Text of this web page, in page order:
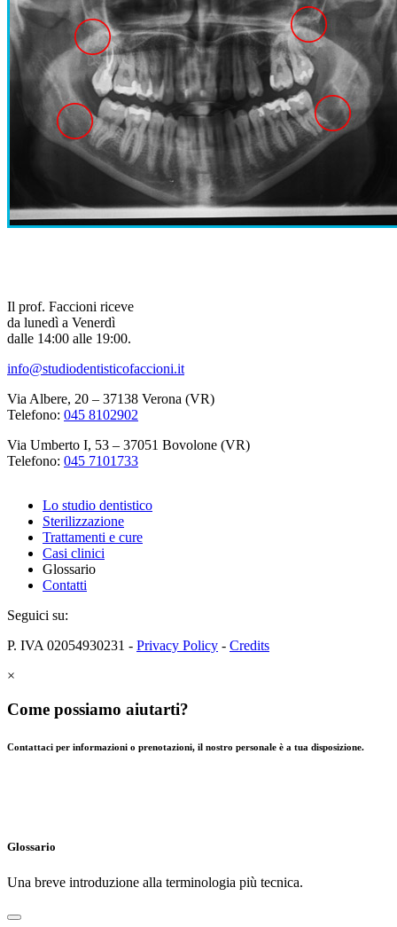
Il prof. Faccioni riceve
da lunedì a Venerdì
dalle 14:00 alle 19:00.
info@studiodentisticofaccioni.it
Via Albere, 20 – 37138 Verona (VR)
Telefono: 045 8102902
Via Umberto I, 53 – 37051 Bovolone (VR)
Telefono: 045 7101733
Lo studio dentistico
Sterilizzazione
Trattamenti e cure
Casi clinici
Glossario
Contatti
Seguici su:
P. IVA 02054930231 - Privacy Policy - Credits
×
Come possiamo aiutarti?
Contattaci per informazioni o prenotazioni, il nostro personale è a tua disposizione.
Glossario
Una breve introduzione alla terminologia più tecnica.